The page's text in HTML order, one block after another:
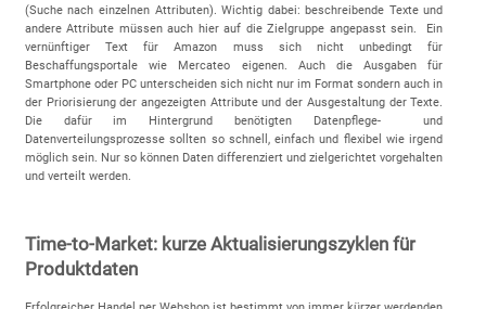
(Suche nach einzelnen Attributen). Wichtig dabei: beschreibende Texte und
andere Attribute müssen auch hier auf die Zielgruppe angepasst sein. Ein
vernünftiger Text für Amazon muss sich nicht unbedingt für
Beschaffungsportale wie Mercateo eigenen. Auch die Ausgaben für
Smartphone oder PC unterscheiden sich nicht nur im Format sondern auch in
der Priorisierung der angezeigten Attribute und der Ausgestaltung der Texte.
Die dafür im Hintergrund benötigten Datenpflege- und
Datenverteilungsprozesse sollten so schnell, einfach und flexibel wie irgend
möglich sein. Nur so können Daten differenziert und zielgerichtet vorgehalten
und verteilt werden.
Time-to-Market: kurze Aktualisierungszyklen für
Produktdaten